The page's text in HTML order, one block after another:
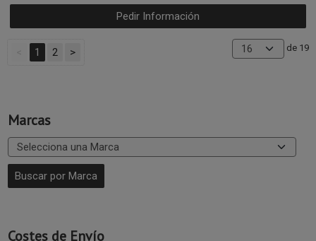
Marcas
Costes de Envío
Pedir Información
1 2 > de 19